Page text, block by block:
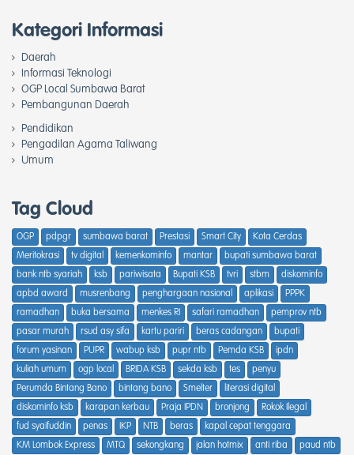
Kategori Informasi
Daerah
Informasi Teknologi
OGP Local Sumbawa Barat
Pembangunan Daerah
Pendidikan
Pengadilan Agama Taliwang
Umum
Tag Cloud
OGP pdpgr sumbawa barat Prestasi Smart City
Kota Cerdas
Meritokrasi
tv digital kemenkominfo mantar
bupati sumbawa barat
bank ntb syariah
ksb pariwisata Bupati KSB tvri stbm
diskominfo
apbd award
musrenbang penghargaan nasional aplikasi
PPPK
ramadhan
buka bersama menkes RI safari ramadhan
pemprov ntb
pasar murah
rsud asy sifa kartu pariri beras cadangan
bupati
forum yasinan
PUPR wabup ksb pupr ntb Pemda KSB
ipdn
kuliah umum
ogp local BRIDA KSB sekda ksb tes
penyu
Perumda Bintang Bano
bintang bano Smelter
literasi digital
diskominfo ksb
karapan kerbau Praja IPDN bronjong
Rokok Ilegal
fud syaifuddin
penas IKP NTB beras
kapal cepat tenggara
KM Lombok Express
MTQ sekongkang jalan hotmix anti riba
paud ntb